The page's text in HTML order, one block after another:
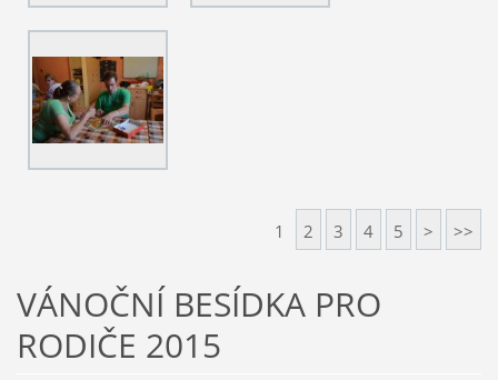
1 2 3 4 5 > >>
VÁNOČNÍ BESÍDKA PRO
RODIČE 2015